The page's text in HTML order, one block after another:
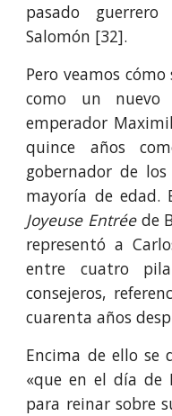
pasado
Salomón [32].
Pero veamos
como un
emperador
quince años
gobernador de
mayoría de edad.
Joyeuse Entrée de
representó a
entre cuatro
consejeros,
cuarenta años
Encima de ello se
«que en el día de
para reinar sobre